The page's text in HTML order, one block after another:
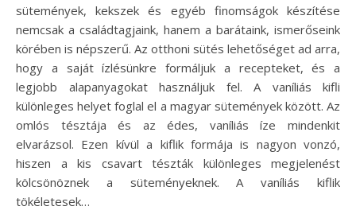
sütemények, kekszek és egyéb finomságok készítése
nemcsak a családtagjaink, hanem a barátaink, ismerőseink
körében is népszerű. Az otthoni sütés lehetőséget ad arra,
hogy a saját ízlésünkre formáljuk a recepteket, és a
legjobb alapanyagokat használjuk fel. A vaníliás kifli
különleges helyet foglal el a magyar sütemények között. Az
omlós tésztája és az édes, vaníliás íze mindenkit
elvarázsol. Ezen kívül a kiflik formája is nagyon vonzó,
hiszen a kis csavart tészták különleges megjelenést
kölcsönöznek a süteményeknek. A vaníliás kiflik
tökéletesek…